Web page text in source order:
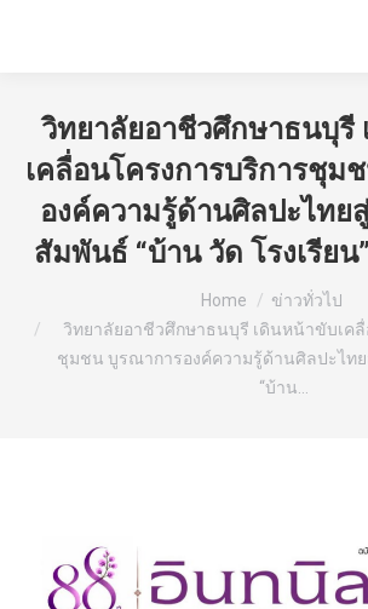
วิทยาลัยอาชีวศึกษาธนบุรี
เคลื่อนโครงการบริการชุม
องค์ความรู้ด้านศิลปะไทย
สัมพันธ์ “บ้าน วัด โรงเรียน
Home
ข่าวทั่วไป
วิทยาลัยอาชีวศึกษาธนบุรี เดินหน้าขับเค
ชุมชน บูรณาการองค์ความรู้ด้านศิลปะไท
“บ้าน…